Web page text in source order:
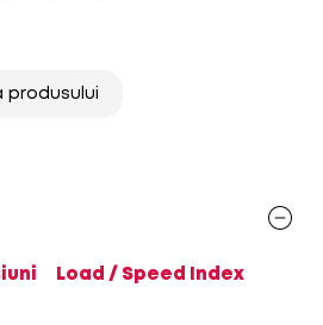
produsului
Load / Speed Index